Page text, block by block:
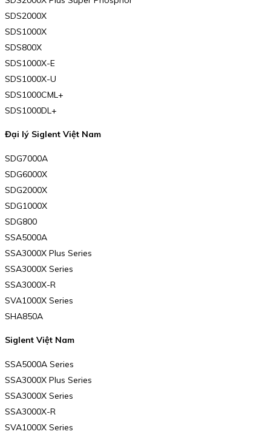
SDS2000X
SDS1000X
SDS800X
SDS1000X-E
SDS1000X-U
SDS1000CML+
SDS1000DL+
Đại lý Siglent Việt Nam
SDG7000A
SDG6000X
SDG2000X
SDG1000X
SDG800
SSA5000A
SSA3000X Plus Series
SSA3000X Series
SSA3000X-R
SVA1000X Series
SHA850A
Siglent Việt Nam
SSA5000A Series
SSA3000X Plus Series
SSA3000X Series
SSA3000X-R
SVA1000X Series